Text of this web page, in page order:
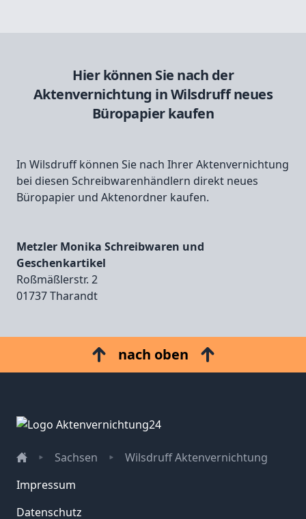
Hier können Sie nach der
Aktenvernichtung in Wilsdruff neues
Büropapier kaufen
In Wilsdruff können Sie nach Ihrer Aktenvernichtung
bei diesen Schreibwarenhändlern direkt neues
Büropapier und Aktenordner kaufen.
Metzler Monika Schreibwaren und
Geschenkartikel
Roßmäßlerstr. 2
01737 Tharandt
nach oben
Sachsen
Wilsdruff Aktenvernichtung
Impressum
Datenschutz